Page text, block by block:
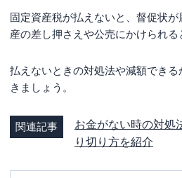
固定資産税が払えないと、督促状
産の差し押さえや公売にかけられる
払えないときの対処法や減額でき
きましょう。
関連記事
お金がない時の対処
り切り方を紹介